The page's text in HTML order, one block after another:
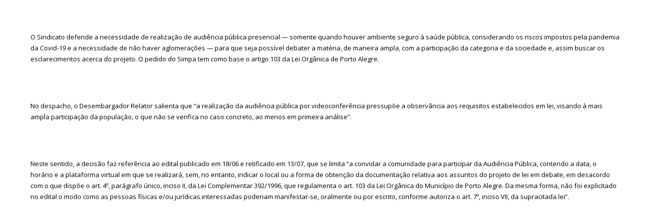
O Sindicato defende a necessidade de realização de audiência pública presencial — somente quando houver ambiente seguro à saúde pública, considerando os riscos impostos pela pandemia
da Covid-19 e a necessidade de não haver aglomerações — para que seja possível debater a matéria, de maneira ampla, com a participação da categoria e da sociedade e, assim buscar os
esclarecimentos acerca do projeto. O pedido do Simpa tem como base o artigo 103 da Lei Orgânica de Porto Alegre.
No despacho, o Desembargador Relator salienta que “a realização da audiência pública por videoconferência pressupõe a observância aos requisitos estabelecidos em lei, visando à mais
ampla participação da população, o que não se verifica no caso concreto, ao menos em primeira análise”.
Neste sentido, a decisão faz referência ao edital publicado em 18/06 e retificado em 13/07, que se limita “a convidar a comunidade para participar da Audiência Pública, contendo a data, o
horário e a plataforma virtual em que se realizará, sem, no entanto, indicar o local ou a forma de obtenção da documentação relativa aos assuntos do projeto de lei em debate, em desacordo
com o que dispõe o art. 4º, parágrafo único, inciso II, da Lei Complementar 392/1996, que regulamenta o art. 103 da Lei Orgânica do Município de Porto Alegre. Da mesma forma, não foi explicitado
no edital o modo como as pessoas físicas e/ou jurídicas interessadas poderiam manifestar-se, oralmente ou por escrito, conforme autoriza o art. 7º, inciso VII, da supracitada lei”.